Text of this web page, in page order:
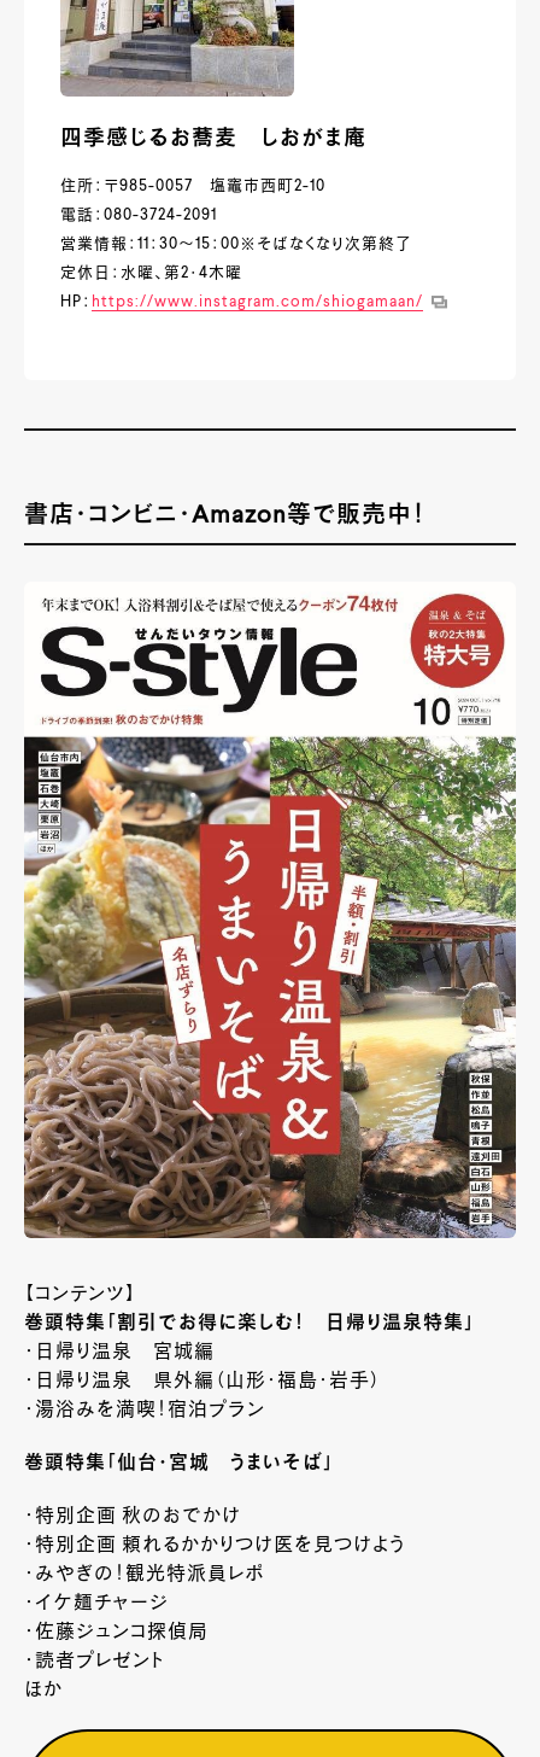
四季感じるお蕎麦 しおがま庵
住所：〒985-0057 塩竈市西町2-10
電話：080-3724-2091
営業情報：11：30～15：00※そばなくなり次第終了
定休日：水曜、第2・4木曜
HP： https://www.instagram.com/shiogamaan/
書店・コンビニ・Amazon等で販売中！
【コンテンツ】
巻頭特集「割引でお得に楽しむ！ 日帰り温泉特集」
・日帰り温泉 宮城編
・日帰り温泉 県外編（山形・福島・岩手）
・湯浴みを満喫！宿泊プラン
巻頭特集「仙台・宮城 うまいそば」
・特別企画 秋のおでかけ
・特別企画 頼れるかかりつけ医を見つけよう
・みやぎの！観光特派員レポ
・イケ麺チャージ
・佐藤ジュンコ探偵局
・読者プレゼント
ほか